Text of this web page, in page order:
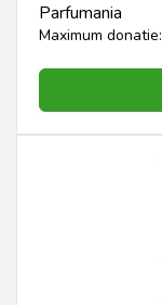
Parfumania
Maximum donatie: